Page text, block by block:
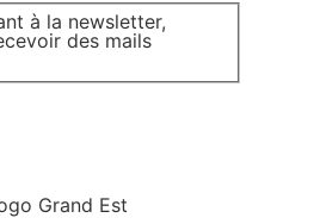
à la newsletter,
des mails